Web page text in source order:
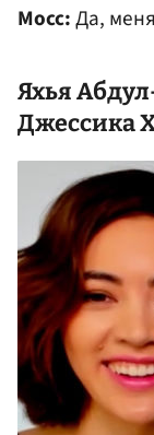
Мосс:Да,
Яхья
Джессика